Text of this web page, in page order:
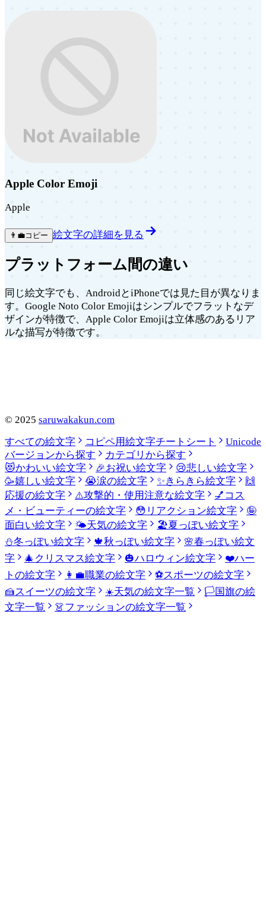
Apple Color Emoji
Apple
👨‍💼コピー 絵文字の詳細を見る
プラットフォーム間の違い
同じ絵文字でも、AndroidとiPhoneでは見た目が異なりま
す。Google Noto Color Emojiはシンプルでフラットなデ
ザインが特徴で、Apple Color Emojiは立体感のあるリア
ルな描写が特徴です。
© 2025 saruwakakun.com
すべての絵文字
コピペ用絵文字チートシート
Unicode
バージョンから探す
カテゴリから探す
😻かわいい絵文字 🎉お祝い絵文字 😢悲しい絵文字
🥳嬉しい絵文字 😭涙の絵文字 ✨きらきら絵文字
🙌
応援の絵文字
⚠️攻撃的・使用注意な絵文字 💅 コス
メ・ビューティーの絵文字
😳 リアクション絵文字
🤪
面白い絵文字
🌤️天気の絵文字 🏖️夏っぽい絵文字
⛄冬っぽい絵文字 🍁秋っぽい絵文字 🌸春っぽい絵文
字
🎄 クリスマス絵文字 🎃ハロウィン絵文字 ❤️ハー
トの絵文字
👩‍💼職業の絵文字 ⚽スポーツの絵文字
🍰スイーツの絵文字 ☀️天気の絵文字一覧 🏳️国旗の絵
文字一覧
👗ファッションの絵文字一覧